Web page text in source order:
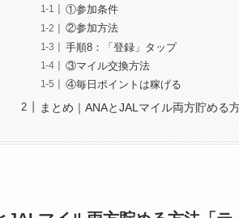
①参加条件
②参加方法
手順8：「登録」タップ
③マイル交換方法
④毎日ポイントは稼げる
まとめ｜ANAとJALマイル両方貯める